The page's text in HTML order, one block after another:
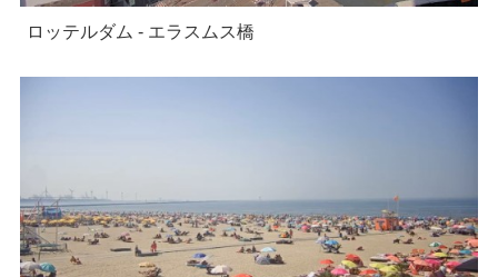
ロッテルダム - エラスムス橋